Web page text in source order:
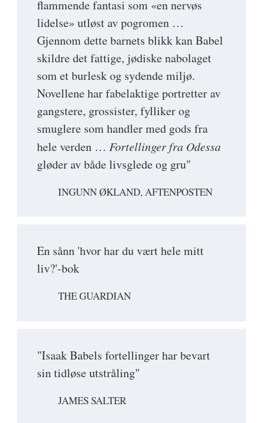
flammende fantasi som «en nervøs
lidelse» utløst av pogromen …
Gjennom dette barnets blikk kan Babel
skildre det fattige, jødiske nabolaget
som et burlesk og sydende miljø.
Novellene har fabelaktige portretter av
gangstere, grossister, fylliker og
smuglere som handler med gods fra
hele verden … Fortellinger fra Odessa
gløder av både livsglede og gru"
INGUNN ØKLAND, AFTENPOSTEN
En sånn 'hvor har du vært hele mitt
liv?'-bok
THE GUARDIAN
"Isaak Babels fortellinger har bevart
sin tidløse utstråling"
JAMES SALTER